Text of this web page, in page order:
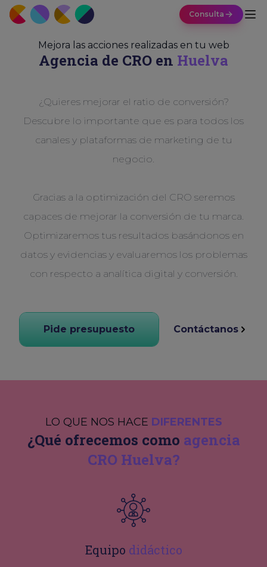
Consulta
Mejora las acciones realizadas en tu web
Agencia de CRO en Huelva
¿Quieres mejorar el ratio de conversión?
Descubre lo importante que es para todos los
canales y plataformas de marketing de tu
negocio.
Gracias a la optimización del CRO seremos
capaces de mejorar la conversión de tu marca.
Optimizaremos tus resultados basándonos en
datos y evidencias y evaluaremos los problemas
con respecto a analítica digital y conversión.
Pide presupuesto Contáctanos
LO QUE NOS HACE DIFERENTES
¿Qué ofrecemos como agencia
CRO Huelva?
Equipo didáctico